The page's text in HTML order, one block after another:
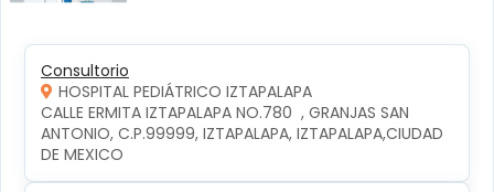
Consultorio
HOSPITAL PEDIÁTRICO IZTAPALAPA
CALLE ERMITA IZTAPALAPA NO.780  , GRANJAS SAN
ANTONIO, C.P.99999, IZTAPALAPA, IZTAPALAPA,CIUDAD
DE MEXICO